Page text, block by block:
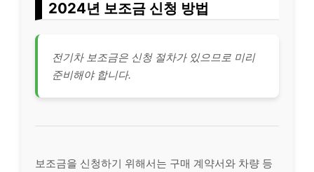
2024년 보조금 신청 방법
전기차 보조금은 신청 절차가 있으므로 미리
준비해야 합니다.
보조금을 신청하기 위해서는 구매 계약서와 차량 등